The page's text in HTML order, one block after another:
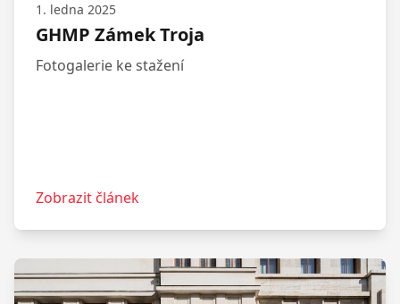
1. ledna 2025
GHMP Zámek Troja
Fotogalerie ke stažení
Zobrazit článek